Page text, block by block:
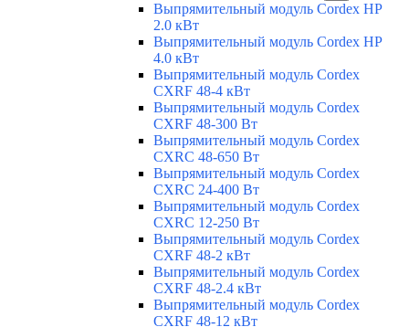
Выпрямительный модуль Cordex HP
2.0 кВт
Выпрямительный модуль Cordex HP
4.0 кВт
Выпрямительный модуль Cordex
CXRF 48-4 кВт
Выпрямительный модуль Cordex
CXRF 48-300 Вт
Выпрямительный модуль Cordex
CXRС 48-650 Вт
Выпрямительный модуль Cordex
CXRС 24-400 Вт
Выпрямительный модуль Cordex
CXRС 12-250 Вт
Выпрямительный модуль Cordex
CXRF 48-2 кВт
Выпрямительный модуль Cordex
CXRF 48-2.4 кВт
Выпрямительный модуль Cordex
CXRF 48-12 кВт